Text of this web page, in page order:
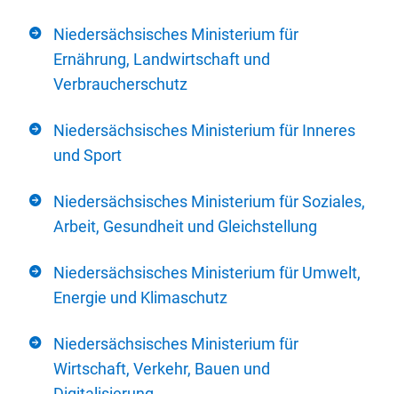
Niedersächsisches Ministerium für
Ernährung, Landwirtschaft und
Verbraucherschutz
Niedersächsisches Ministerium für Inneres
und Sport
Niedersächsisches Ministerium für Soziales,
Arbeit, Gesundheit und Gleichstellung
Niedersächsisches Ministerium für Umwelt,
Energie und Klimaschutz
Niedersächsisches Ministerium für
Wirtschaft, Verkehr, Bauen und